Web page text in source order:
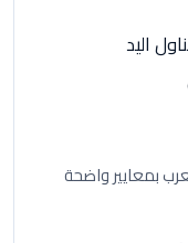
اليد
بمعايير واضحة